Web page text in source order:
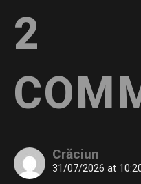
2
Crăciun
31/07/2026 at